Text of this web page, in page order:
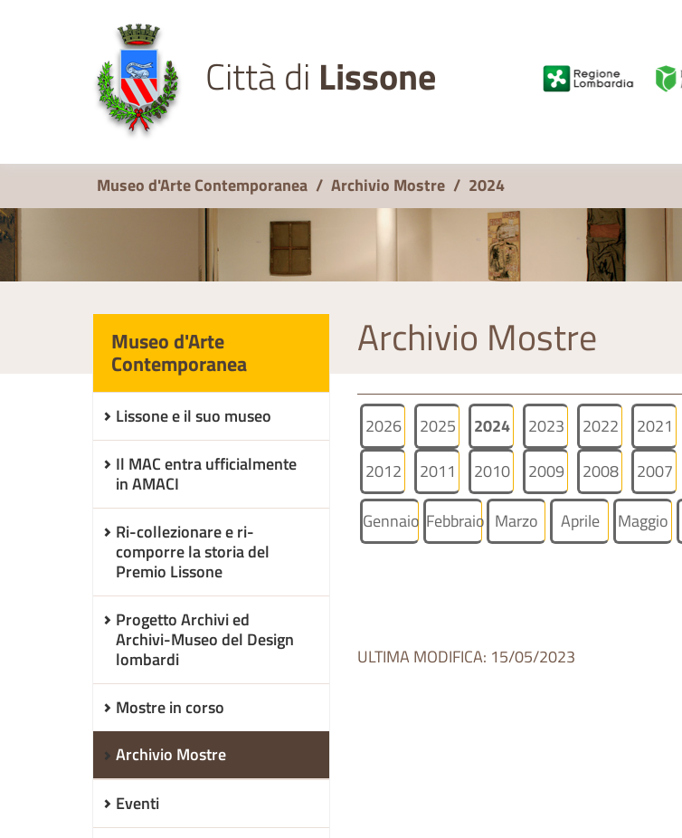
Città di Lissone
Museo d'Arte Contemporanea / Archivio Mostre / 2024
Museo d'Arte
Contemporanea
Lissone e il suo museo
Il MAC entra ufficialmente
in AMACI
Ri-collezionare e ri-
comporre la storia del
Premio Lissone
Progetto Archivi ed
Archivi-Museo del Design
lombardi
Mostre in corso
Archivio Mostre
Eventi
Archivio Mostre
2026 2025 2024 2023 2022 2021
2012
2011 2010 2009 2008 2007
Gennaio Febbraio Marzo Aprile Maggio
ULTIMA MODIFICA: 15/05/2023